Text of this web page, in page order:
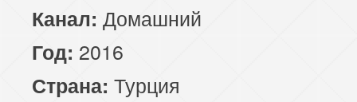
Канал: Домашний
Год: 2016
Страна: Турция